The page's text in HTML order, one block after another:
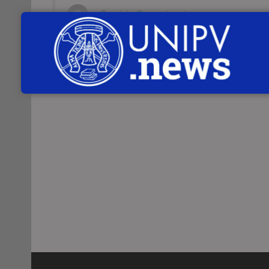
Servizio Comunicazione